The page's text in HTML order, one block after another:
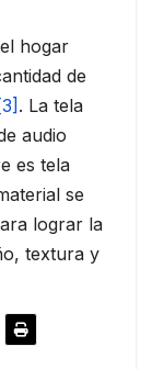
hogar
de
[3] . La tela
audio
es tela
se
lograr la
textura y